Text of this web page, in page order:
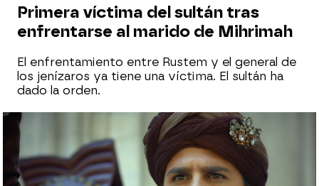
Primera víctima del sultán tras
enfrentarse al marido de Mihrimah
El enfrentamiento entre Rustem y el general de
los jenízaros ya tiene una víctima. El sultán ha
dado la orden.